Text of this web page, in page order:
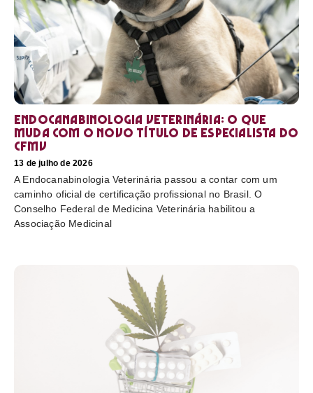
Endocanabinologia Veterinária: o que
muda com o novo título de especialista do
CFMV
13 de julho de 2026
A Endocanabinologia Veterinária passou a contar com um
caminho oficial de certificação profissional no Brasil. O
Conselho Federal de Medicina Veterinária habilitou a
Associação Medicinal